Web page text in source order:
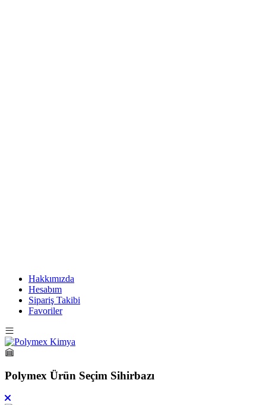
Hakkımızda
Hesabım
Sipariş Takibi
Favoriler
Polymex Ürün Seçim Sihirbazı